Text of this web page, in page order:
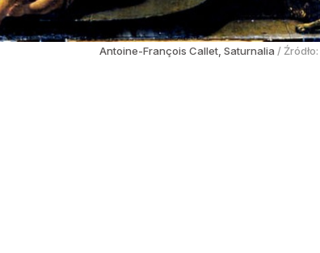
Antoine-François Callet, Saturnalia / Źródło: